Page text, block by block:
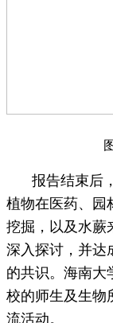
报告结束后
植物在医药、园
挖掘，以及水蕨
深入探讨，并达
的共识。海南大
校的师生及生物
流活动。